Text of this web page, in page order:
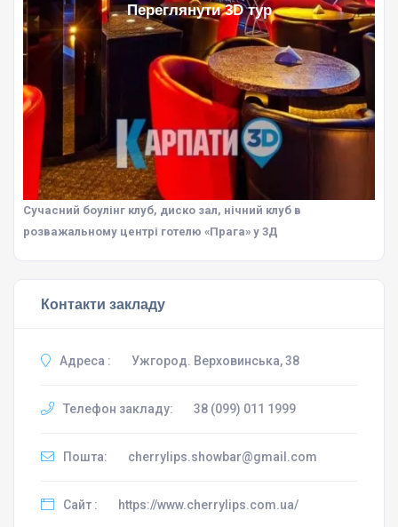
Переглянути 3D тур
Сучасний боулінг клуб, диско зал, нічний клуб в
розважальному центрі готелю «Прага» у 3Д
Контакти закладу
Адреса : Ужгород. Верховинська, 38
Телефон закладу: 38 (099) 011 1999
Пошта: cherrylips.showbar@gmail.com
Сайт : https://www.cherrylips.com.ua/